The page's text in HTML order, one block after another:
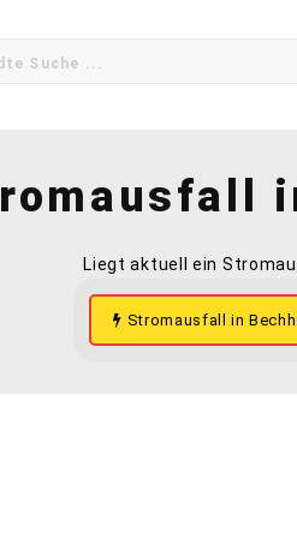
Liegt aktuell ein
Stromausfall in